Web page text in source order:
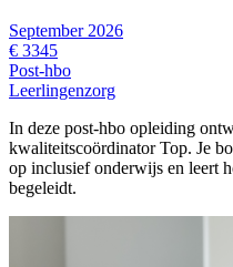
September 2026
€ 3345
Post-hbo
Leerlingenzorg
In deze post-hbo opleiding
kwaliteitscoördinator Top. Je
op inclusief onderwijs en leert
begeleidt.